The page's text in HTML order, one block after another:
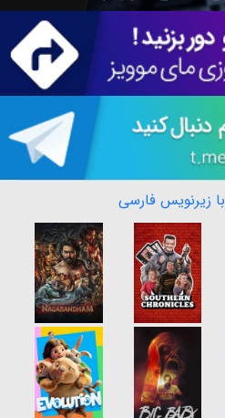
با زیرنویس فارسی